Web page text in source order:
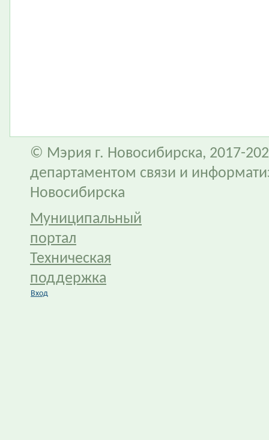
© Мэрия г. Новосибирска, 2017-
департаментом связи и
Новосибирска
Муниципальный
портал
Техническая
поддержка
Вход